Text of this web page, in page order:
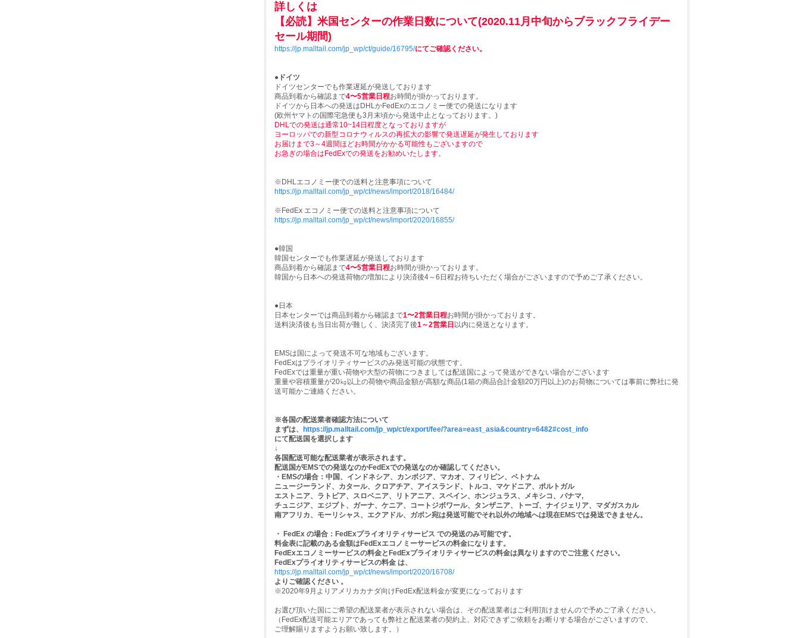
詳しくは
【必読】米国センターの作業日数について(2020.11月中旬からブラックフライデー
セール期間)
https://jp.malltail.com/jp_wp/ct/guide/16795/にてご確認ください。
●ドイツ
ドイツセンターでも作業遅延が発送しております
商品到着から確認まで4〜5営業日 程お時間が掛かっております。
ドイツから日本への発送はDHLかFedExのエコノミー便での発送になります
(欧州ヤマトの国際宅急便も3月末頃から発送中止となっております。)
DHLでの発送は通常10~14日程度となっておりますが
ヨーロッパでの新型コロナウィルスの再拡大の影響で発送遅延が発生しております
お届けまで3～4週間ほどお時間がかかる可能性もございますので
お急ぎの場合はFedExでの発送をお勧めいたします。
※DHLエコノミー便での送料と注意事項について
https://jp.malltail.com/jp_wp/ct/news/import/2018/16484/
※FedEx エコノミー便での送料と注意事項について
https://jp.malltail.com/jp_wp/ct/news/import/2020/16855/
●韓国
韓国センターでも作業遅延が発送しております
商品到着から確認まで4〜5営業日 程お時間が掛かっております。
韓国から日本への発送荷物の増加により決済後4～6日程お待ちいただく場合がございますので予めご了承ください。
●日本
日本センターでは商品到着から確認まで1〜2営業日 程お時間が掛かっております。
送料決済後も当日出荷が難しく、決済完了後1～2営業日 以内に発送となります。
EMSは国によって発送不可な地域もございます。
FedExはプライオリティサービスのみ発送可能の状態です。
FedExでは重量が重い荷物や大型の荷物につきましては配送国によって発送ができない場合がございます
重量や容積重量が20㎏以上の荷物や商品金額が高額な商品(1箱の商品合計金額20万円以上)のお荷物については事前に弊社に発
送可能かご連絡ください。
※各国の配送業者確認方法について
まずは、
https://jp.malltail.com/jp_wp/ct/export/fee/?area=east_asia&country=6482#cost_info
にて配送国を選択します
↓
各国配送可能な配送業者が表示されます。
配送国がEMSでの発送なのかFedExでの発送なのか確認してください。
・EMSの場合： 中国、インドネシア、カンボジア、マカオ、フィリピン、ベトナム
ニュージーランド、カタール、クロアチア、アイスランド、トルコ、マケドニア、ポルトガル
エストニア、ラトビア、
スロベニア、リトアニア、スペイン、ホンジュラス、メキシコ、パナマ,
チュニジア、エジプト、
ガーナ、ケニア、コートジボワール、タンザニア、トーゴ、ナイジェリア、マダガスカル
南アフリカ、モーリシャス、エクアドル、ガボン宛は発送可能でそれ以外の地域へは現在EMSでは発送できません。
・ FedEx の場合：FedExプライオリティサービス での発送のみ可能です。
料金表に記載のある金額はFedExエコノミーサービスの料金になります。
FedExエコノミーサービスの料金とFedExプライオリティサービスの料金は異なりますのでご注意ください。
FedExプライオリティサービスの料金 は、
https://jp.malltail.com/jp_wp/ct/news/import/2020/16708/
よりご確認ください 。
※2020年9月よりアメリカカナダ向けFedEx配送料金が変更になっております
お選び頂いた国にご希望の配送業者が表示されない場合は、その配送業者はご利用頂けませんので予めご了承ください。
（FedEx配送可能エリアであっても弊社と配送業者の契約上、対応できずご依頼をお断りする場合がございますので、
ご理解賜りますようお願い致します。）